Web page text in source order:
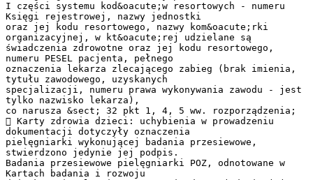
I części systemu kod&oacute;w resortowych - numeru
Księgi rejestrowej, nazwy jednostki
oraz jej kodu resortowego, nazwy kom&oacute;rki
organizacyjnej, w kt&oacute;rej udzielane są
świadczenia zdrowotne oraz jej kodu resortowego,
numeru PESEL pacjenta, pełnego
oznaczenia lekarza zlecającego zabieg (brak imienia,
tytułu zawodowego, uzyskanych
specjalizacji, numeru prawa wykonywania zawodu - jest
tylko nazwisko lekarza),
co narusza &sect; 32 pkt 1, 4, 5 ww. rozporządzenia;
 Karty zdrowia dzieci: uchybienia w prowadzeniu
dokumentacji dotyczyły oznaczenia
pielęgniarki wykonującej badania przesiewowe,
stwierdzono jedynie jej podpis.
Badania przesiewowe pielęgniarki POZ, odnotowane w
Kartach badania i rozwoju